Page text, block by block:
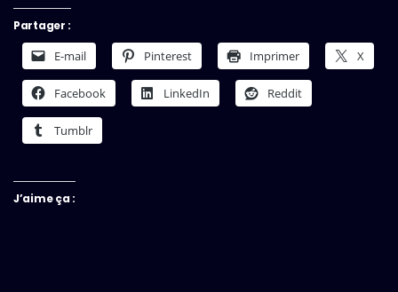
Partager :
E-mail Pinterest Imprimer X
Facebook LinkedIn Reddit
Tumblr
J’aime ça :